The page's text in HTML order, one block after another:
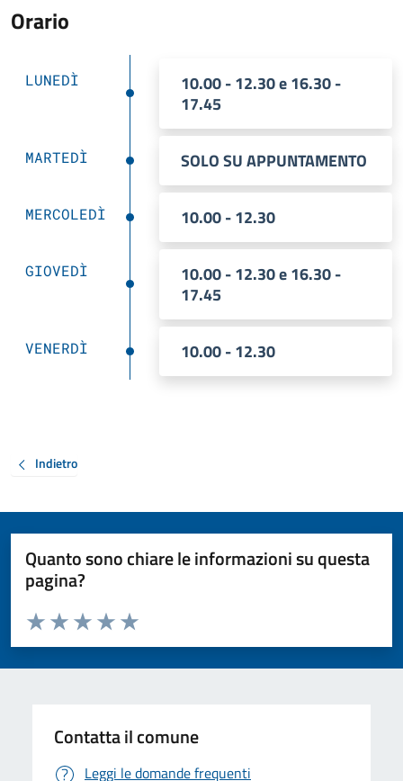
Orario
LUNEDÌ
10.00 - 12.30 e 16.30 -
17.45
MARTEDÌ SOLO SU APPUNTAMENTO
MERCOLEDÌ 10.00 - 12.30
GIOVEDÌ
10.00 - 12.30 e 16.30 -
17.45
VENERDÌ 10.00 - 12.30
Indietro
Quanto sono chiare le informazioni su questa
pagina?
Valuta da 1 a 5 stelle la pagina
Valuta 5 stelle su 5
Valuta 4 stelle su 5
Valuta 3 stelle su 5
Valuta 2 stelle su 5
Valuta 1 stelle su 5
Contatta il comune
Leggi le domande frequenti